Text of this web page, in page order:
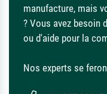
manufacture, mais
? Vous avez besoin
ou d'aide pour la
Nos experts se